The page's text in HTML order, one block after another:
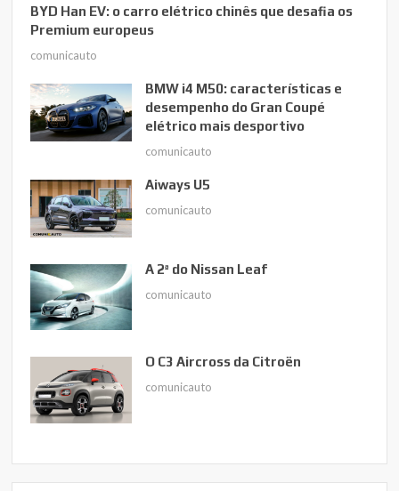
BYD Han EV: o carro elétrico chinês que desafia os
Premium europeus
comunicauto
BMW i4 M50: características e
desempenho do Gran Coupé
elétrico mais desportivo
comunicauto
Aiways U5
comunicauto
A 2ª do Nissan Leaf
comunicauto
O C3 Aircross da Citroën
comunicauto